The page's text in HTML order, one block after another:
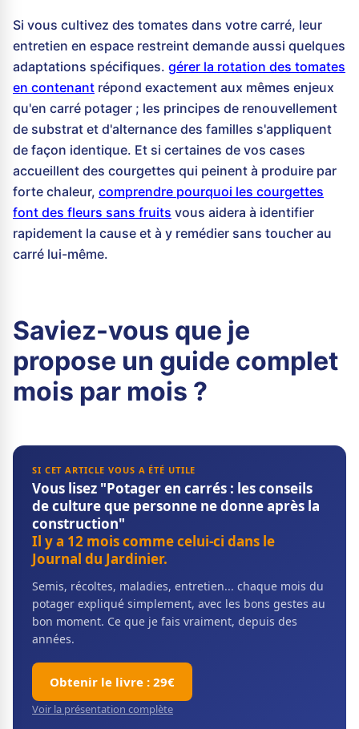
Si vous cultivez des tomates dans votre carré, leur
entretien en espace restreint demande aussi quelques
adaptations spécifiques. gérer la rotation des tomates
en contenant répond exactement aux mêmes enjeux
qu'en carré potager ; les principes de renouvellement
de substrat et d'alternance des familles s'appliquent
de façon identique. Et si certaines de vos cases
accueillent des courgettes qui peinent à produire par
forte chaleur, comprendre pourquoi les courgettes
font des fleurs sans fruits vous aidera à identifier
rapidement la cause et à y remédier sans toucher au
carré lui-même.
Saviez-vous que je
propose un guide complet
mois par mois ?
SI CET ARTICLE VOUS A ÉTÉ UTILE
Vous lisez "Potager en carrés : les conseils
de culture que personne ne donne après la
construction"
Il y a 12 mois comme celui-ci dans le
Journal du Jardinier.
Semis, récoltes, maladies, entretien... chaque mois du
potager expliqué simplement, avec les bons gestes au
bon moment. Ce que je fais vraiment, depuis des
années.
Obtenir le livre : 29€
Voir la présentation complète